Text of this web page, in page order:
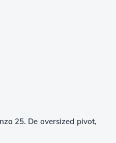
25. De oversized pivot,